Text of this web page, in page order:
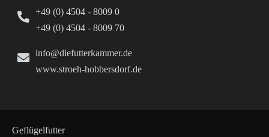
+49 (0) 4504 - 8009 0
+49 (0) 4504 - 8009 70
info@diefutterkammer.de
www.stroeh-hobbersdorf.de
Geflügelfutter